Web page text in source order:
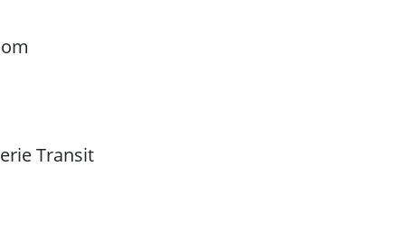
Transit